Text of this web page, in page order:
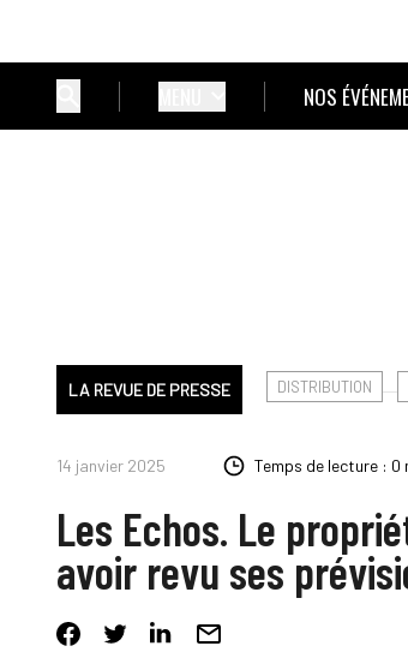
NOS
LA REVUE DE PRESSE DISTRIBUTION
14 janvier 2025 Temps de lecture : 0
Les Echos. Le
avoir revu ses